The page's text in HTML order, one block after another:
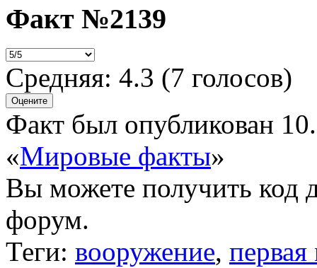
Факт №2139
Средняя: 4.3 (7 голосов)
Факт был опубликован
«Мировые факты»
Вы можете получить код
форум.
Теги: вооружение,